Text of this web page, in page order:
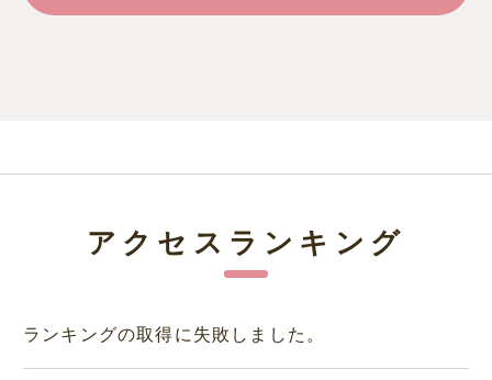
アクセスランキング
ランキングの取得に失敗しました。